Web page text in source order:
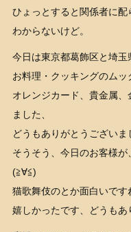
ひょっとすると関係者に配
わからないけど。
今日は東京都葛飾区と埼玉
お料理・クッキングのムッ
オレンジカード、貴金属
ました、
どうもありがとうございま
そうそう、今日のお客様が
(≧∀≦)
猫歌舞伎のとか面白いで
嬉しかったです、どうもあ